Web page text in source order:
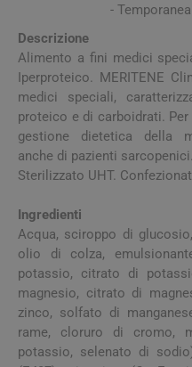
-
Descrizione
Alimento a fini medici
Iperproteico. MERITENE
medici speciali,
proteico e di carboidrati.
gestione dietetica della
anche di pazienti sarcopenici.
Sterilizzato UHT.
Ingredienti
Acqua, sciroppo di
olio di colza,
potassio, citrato di
magnesio, citrato di
zinco, solfato di
rame, cloruro di cromo,
potassio, selenato di